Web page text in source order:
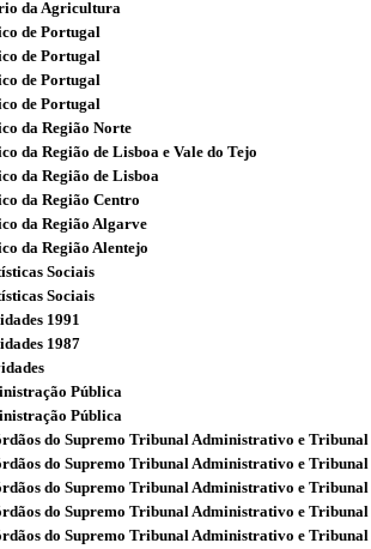
da Agricultura
de Portugal
de Portugal
de Portugal
de Portugal
da Região Norte
da Região de Lisboa e Vale do Tejo
da Região de Lisboa
da Região Centro
da Região Algarve
da Região Alentejo
Sociais
Sociais
1991
1987
Pública
Pública
do Supremo Tribunal Administrativo e
do Supremo Tribunal Administrativo e
do Supremo Tribunal Administrativo e
do Supremo Tribunal Administrativo e
do Supremo Tribunal Administrativo e